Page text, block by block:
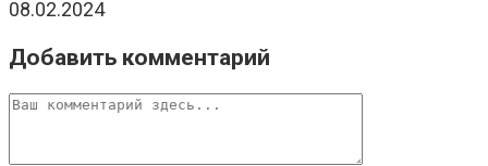
08.02.2024
Добавить комментарий
Комментарий